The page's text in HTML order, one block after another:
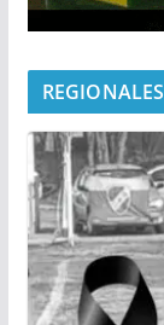
REGIONALES